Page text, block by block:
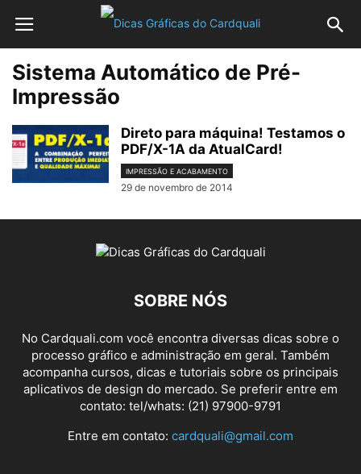
Sistema Automático de Pré-
Impressão
Direto para máquina! Testamos o
PDF/X-1A da AtualCard!
IMPRESSÃO E ACABAMENTO
29 de novembro de 2014
SOBRE NÓS
No Cardquali.com você encontra diversas dicas sobre o
processo gráfico e administração em geral. Também
acompanha cursos, dicas e tutoriais sobre os principais
aplicativos de design do mercado. Se preferir entre em
contato: tel/whats: (21) 97900-9791
Entre em contato: cardquali@gmail.com